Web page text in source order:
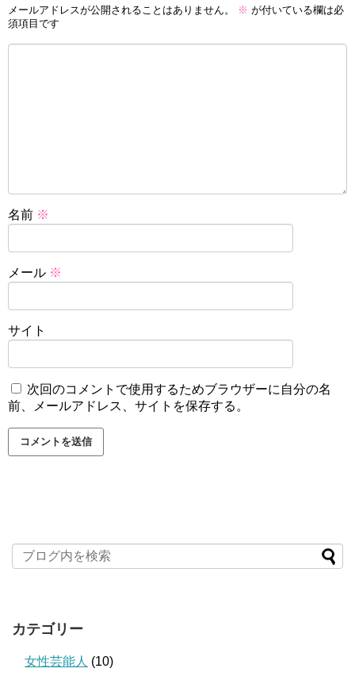
メールアドレスが公開されることはありません。 ※ が付いている欄は必
須項目です
名前 ※
メール ※
サイト
次回のコメントで使用するためブラウザーに自分の名
前、メールアドレス、サイトを保存する。
カテゴリー
女性芸能人 (10)